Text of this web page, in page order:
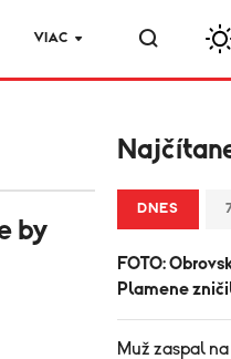
VIAC
by
DNES
FOTO:
Plamene
Muž zaspal